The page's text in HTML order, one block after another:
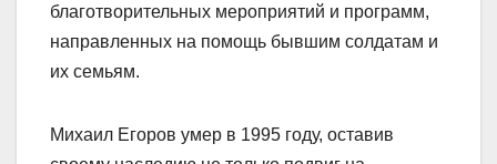
благотворительных мероприятий и программ,
направленных на помощь бывшим солдатам и
их семьям.
Михаил Егоров умер в 1995 году, оставив